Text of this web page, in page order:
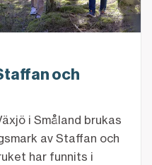
och
i Småland brukas
av Staffan och
har funnits i